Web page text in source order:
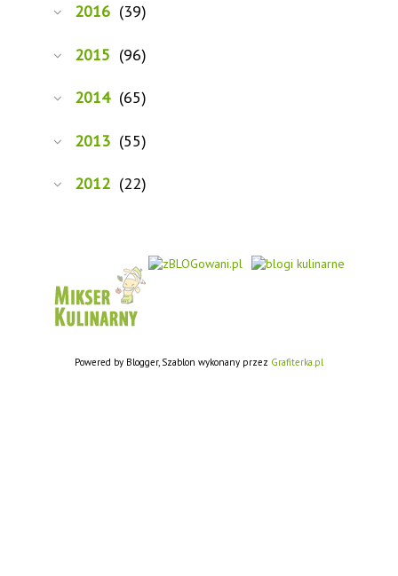
2016 (39)
2015 (96)
2014 (65)
2013 (55)
2012 (22)
Powered by Blogger, Szablon wykonany przez Grafiterka.pl